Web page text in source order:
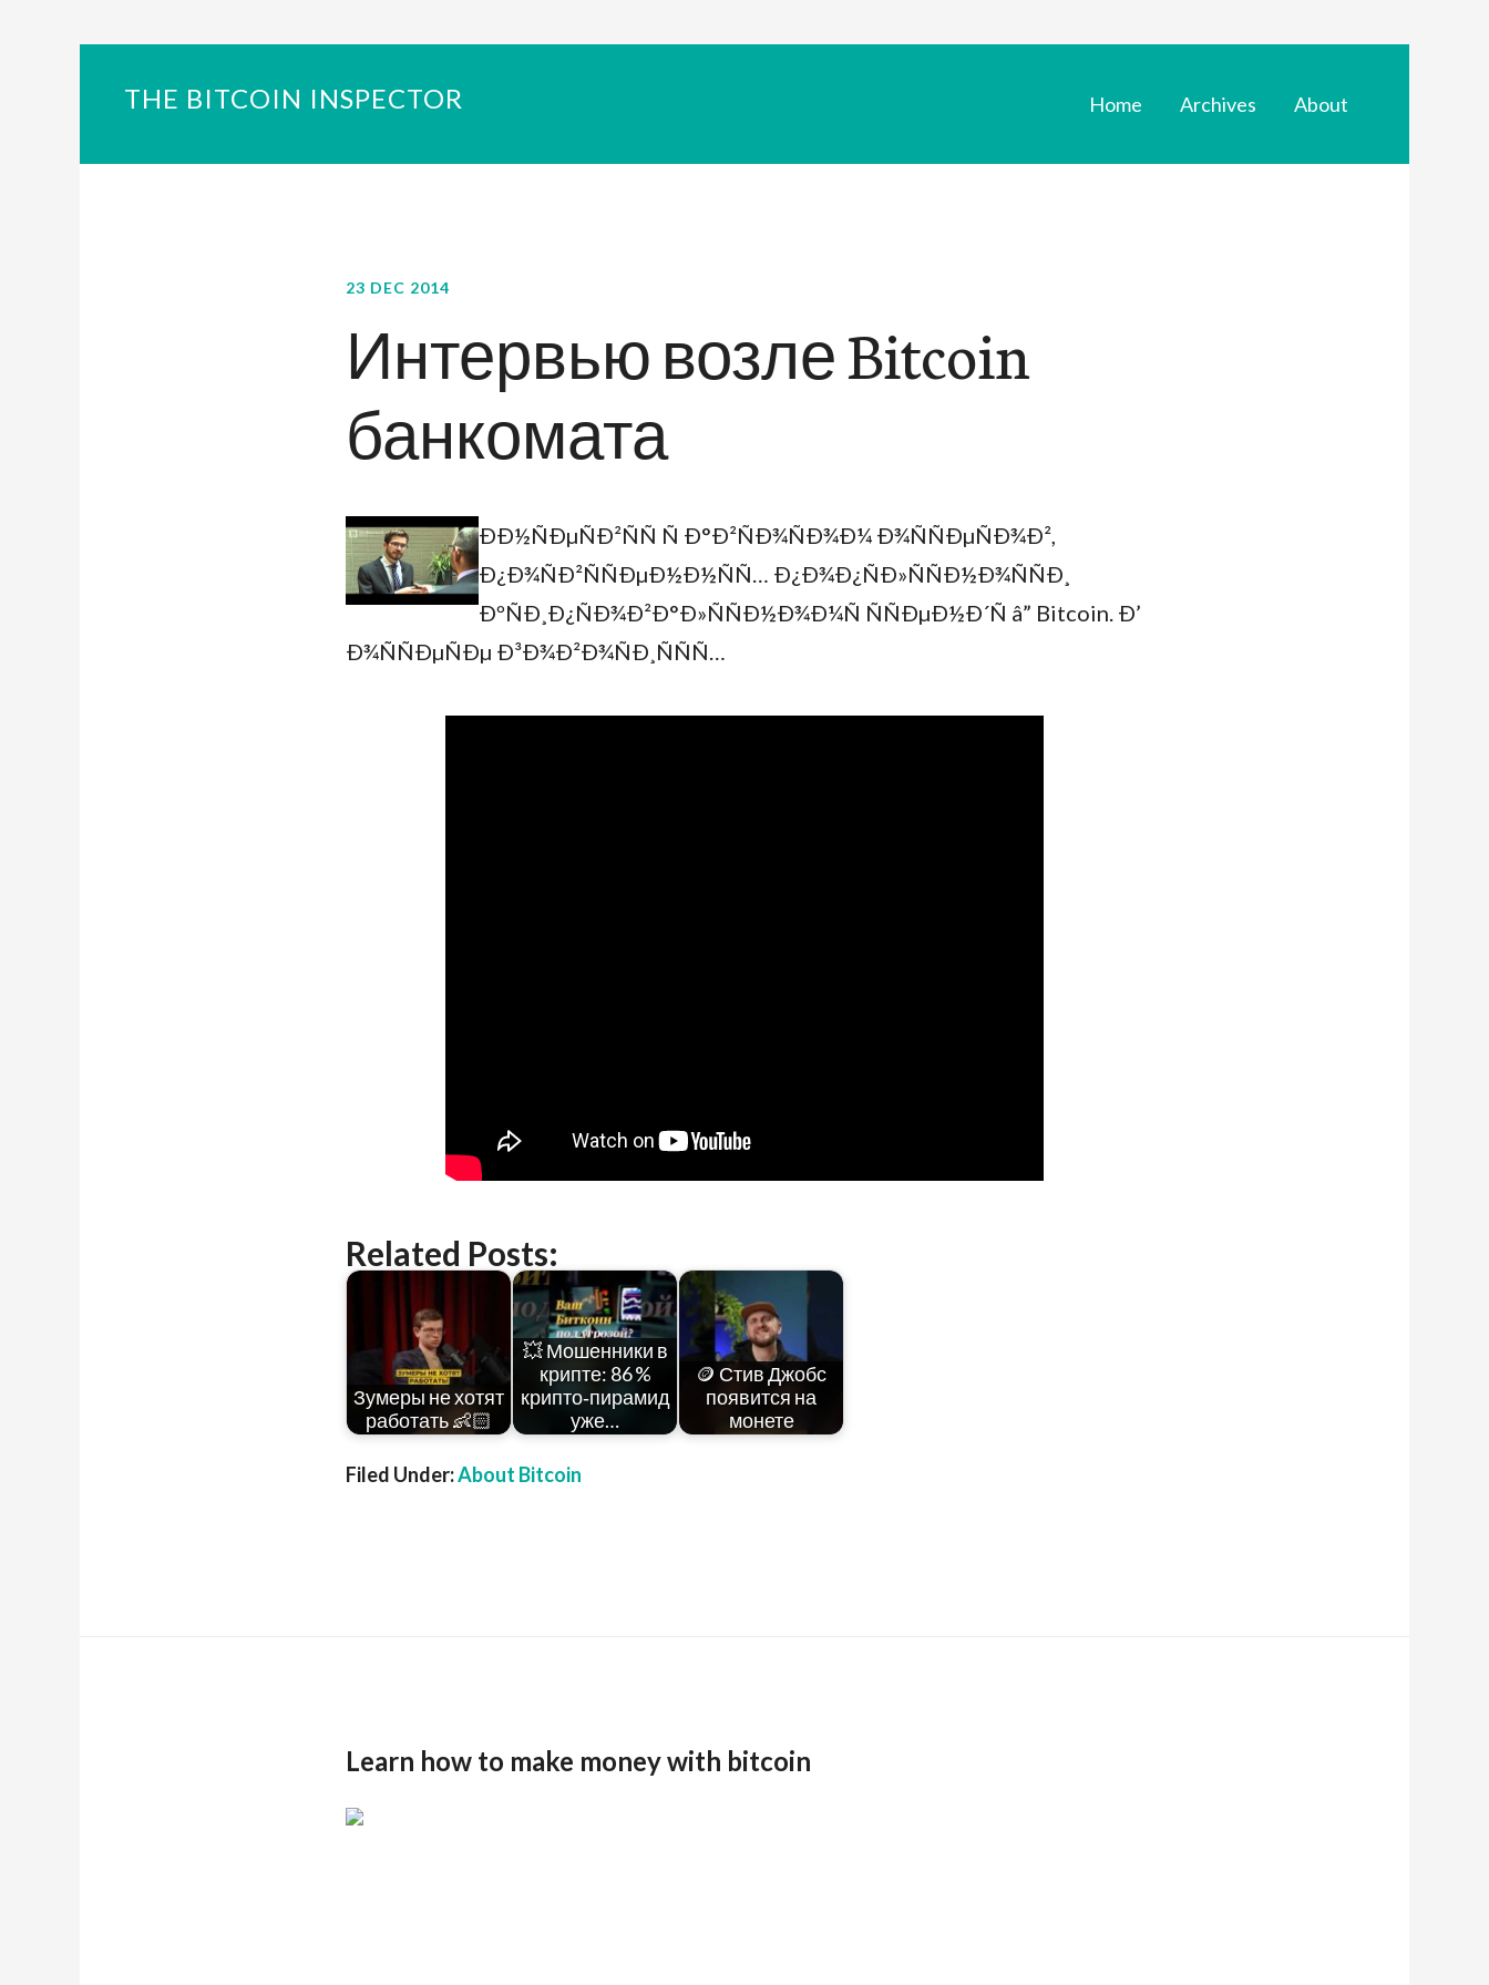
THE BITCOIN INSPECTOR Home Archives About
23 DEC 2014
Интервью возле Bitcoin
банкомата
ÐÐ½ÑÐµÑÐ²ÑÑ Ñ Ð°Ð²ÑÐ¾ÑÐ¾Ð¼ Ð¾ÑÑÐµÑÐ¾Ð²,
Ð¿Ð¾ÑÐ²ÑÑÐµÐ½Ð½ÑÑ… Ð¿Ð¾Ð¿ÑÐ»ÑÑÐ½Ð¾ÑÑÐ¸
ÐºÑÐ¸Ð¿ÑÐ¾Ð²Ð°Ð»ÑÑÐ½Ð¾Ð¼Ñ ÑÑÐµÐ½Ð´Ñ â” Bitcoin. Ð’
Ð¾ÑÑÐµÑÐµ Ð³Ð¾Ð²Ð¾ÑÐ¸ÑÑÑ…
Related Posts:
Зумеры не хотят
работать 👶🏻
💥 Мошенники в
крипте: 86 %
крипто‑пирамид
уже…
🪙 Стив Джобс
появится на
монете
Filed Under:About Bitcoin
Learn how to make money with bitcoin